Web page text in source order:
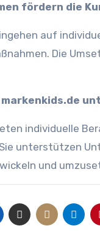
fördern die
auf
Die
markenkids.de
individuelle
unterstützen
und